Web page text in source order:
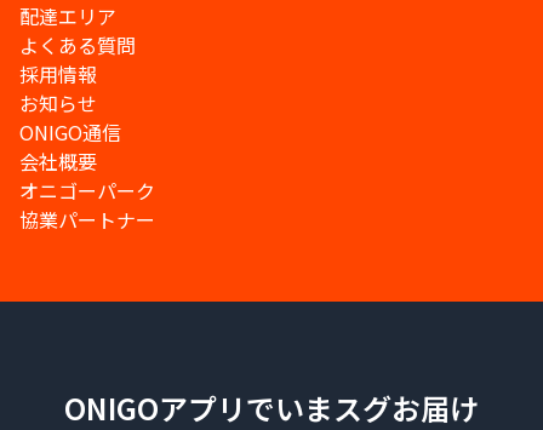
配達エリア
よくある質問
採用情報
お知らせ
ONIGO通信
会社概要
オニゴーパーク
協業パートナー
ONIGOアプリでいまスグお届け